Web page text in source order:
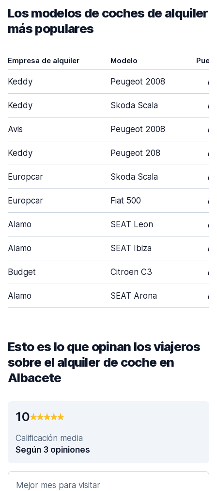
Los modelos de coches de alquiler
más populares
Empresa de alquiler Modelo
Keddy Peugeot 2008 5
Keddy Skoda Scala 5
Avis Peugeot 2008 5
Keddy Peugeot 208 5
Europcar Skoda Scala 5
Europcar Fiat 500 3
Alamo SEAT Leon 4
Alamo SEAT Ibiza 5
Budget Citroen C3 5
Alamo SEAT Arona 5
Esto es lo que opinan los viajeros
sobre el alquiler de coche en
Albacete
10
Calificación media
Según 3 opiniones
Mejor mes para visitar